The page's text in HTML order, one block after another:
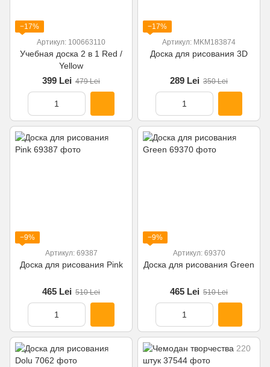
−17%
Артикул: 100663110
Учебная доска 2 в 1 Red /
Yellow
399 Lei 479 Lei
−17%
Артикул: MKM183874
Доска для рисования 3D
289 Lei 350 Lei
−9%
Артикул: 69387
Доска для рисования Pink
465 Lei 510 Lei
−9%
Артикул: 69370
Доска для рисования Green
465 Lei 510 Lei